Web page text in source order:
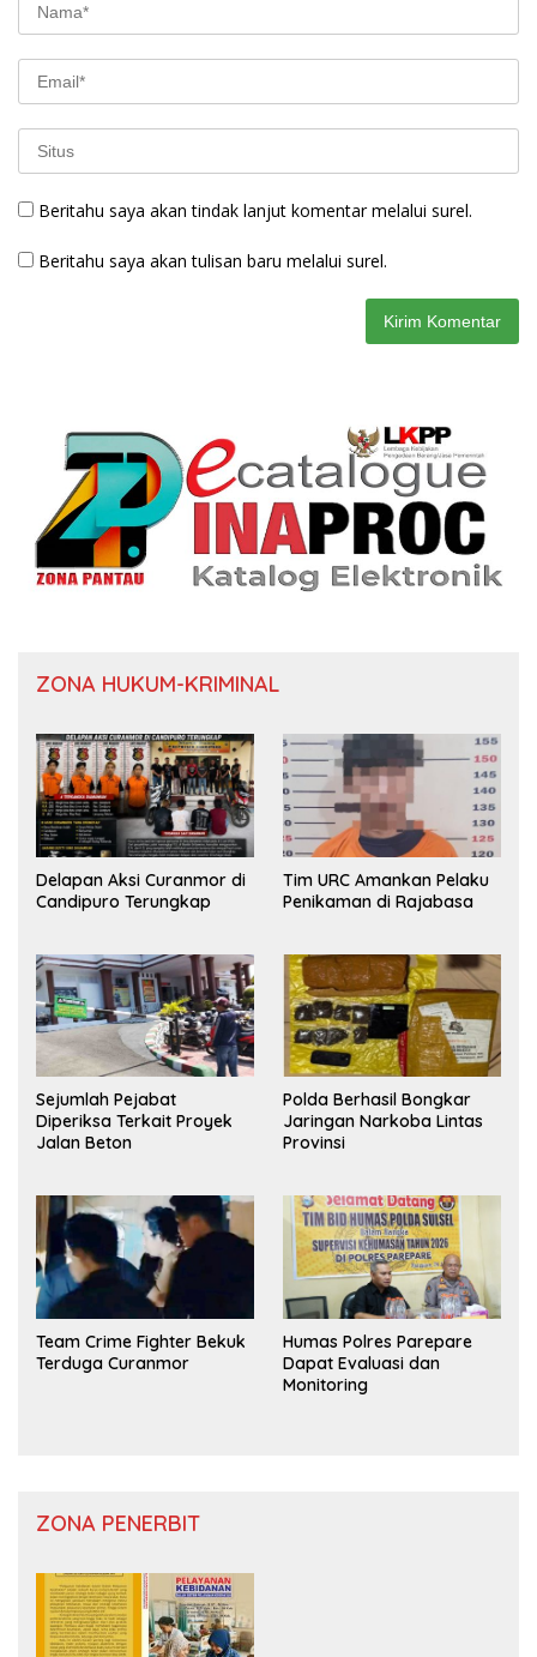
Beritahu saya akan tindak lanjut komentar melalui surel.
Beritahu saya akan tulisan baru melalui surel.
ZONA HUKUM-KRIMINAL
Delapan Aksi Curanmor di
Candipuro Terungkap
Tim URC Amankan Pelaku
Penikaman di Rajabasa
Sejumlah Pejabat
Diperiksa Terkait Proyek
Jalan Beton
Polda Berhasil Bongkar
Jaringan Narkoba Lintas
Provinsi
Team Crime Fighter Bekuk
Terduga Curanmor
Humas Polres Parepare
Dapat Evaluasi dan
Monitoring
ZONA PENERBIT